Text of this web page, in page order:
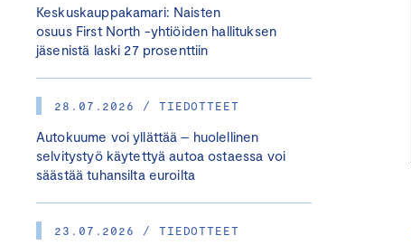
Keskuskauppakamari: Naisten
osuus First North -yhtiöiden hallituksen
jäsenistä laski 27 prosenttiin
28.07.2026 / TIEDOTTEET
Autokuume voi yllättää – huolellinen
selvitystyö käytettyä autoa ostaessa voi
säästää tuhansilta euroilta
23.07.2026 / TIEDOTTEET